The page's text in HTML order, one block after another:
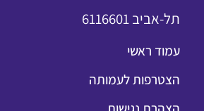
תל-אביב 6116601
עמוד ראשי
הצטרפות לעמותה